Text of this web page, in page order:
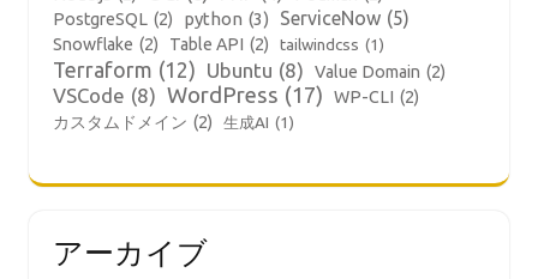
PostgreSQL (2) python (3) ServiceNow (5)
Snowflake (2) Table API (2) tailwindcss (1)
Terraform (12) Ubuntu (8) Value Domain (2)
VSCode (8) WordPress (17) WP-CLI (2)
カスタムドメイン (2) 生成AI (1)
アーカイブ